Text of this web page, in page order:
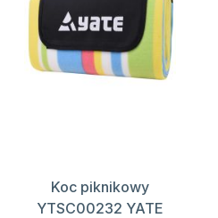
Koc piknikowy
YTSC00232 YATE